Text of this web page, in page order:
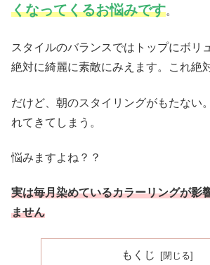
くなってくるお悩みです。
スタイルのバランスではトップにボリ
絶対に綺麗に素敵にみえます。これ絶
だけど、朝のスタイリングがもたない
れてきてしまう。
悩みますよね？？
実は毎月染めているカラーリングが影
ません
もくじ